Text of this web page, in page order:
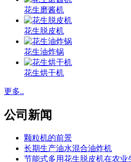
花生磨酱机
花生脱皮机
花生油炸锅
花生烘干机
更多..
公司新闻
颗粒机的前景
长期生产油水混合油炸机
节能式多用花生脱皮机在农业